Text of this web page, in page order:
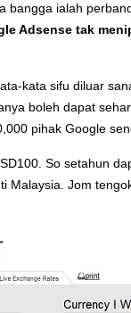
bangga ialah
Adsense tak
kata sifu diluar
boleh dapat
pihak Google
So setahun
Malaysia. Jom